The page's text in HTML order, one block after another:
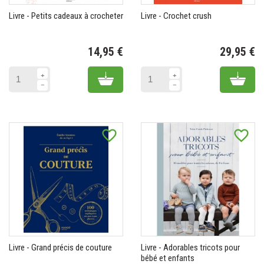
Livre - Petits cadeaux à crocheter
14,95 €
Add to cart
Livre - Crochet crush
29,95 €
Add
favorite_border
Livre - Grand précis de couture
favorite_border
Livre - Adorables tricots pour
bébé et enfants